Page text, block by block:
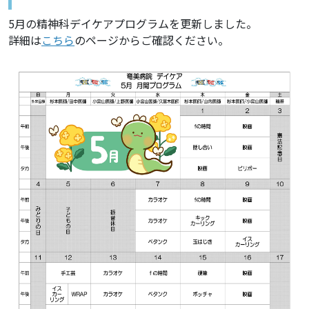
5月の精神科デイケアプログラムを更新しました。
詳細はこちらのページからご確認ください。